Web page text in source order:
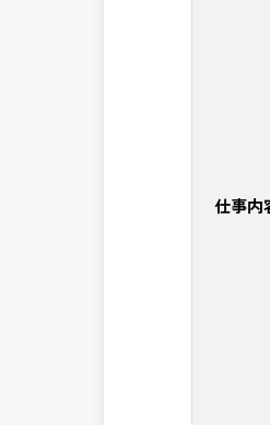
・
・設計コ
・河川巡
・道路許
・建設プ
※応募書
仕事内